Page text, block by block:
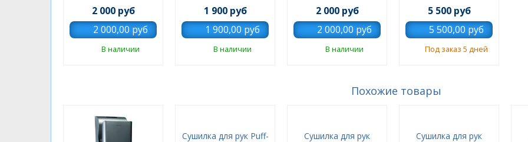
2 000 руб
В наличии
1 900 руб
В наличии
2 000 руб
В наличии
5 500 руб
Под заказ 5 дней
Похожие товары
Сушилка для рук Puff-
Сушилка для рук
Сушилка для рук